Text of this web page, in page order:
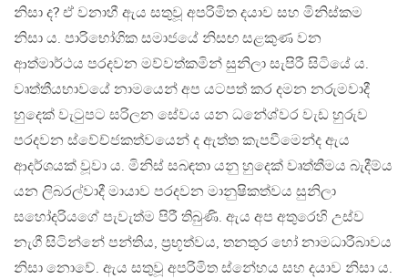
නිසා ද? ඒ වනාහී ඇය සතුවූ අපරිමිත දයාව සහ මිනිස්කම
නිසා ය. පාරිභෝගික සමාජයේ නිසඟ සළකුණ වන
ආත්මාර්ථය පරදවන මව්වත්කමින් සුනිලා සැපිරී සිටියේ ය.
වෘත්තීයභාවයේ නාමයෙන් අප යටපත් කර දමන නරුමවාදී
හුදෙක් වැටුපට සරිලන සේවය යන ධනේශ්වර වැඩ හුරුව
පරදවන ස්වේච්ජකත්වයෙන් ද ඇත්ත කැපවීමෙන්ද ඇය
ආදර්ශයක් වූවා ය. මිනිස් සබඳතා යනු හුදෙක් වෘත්තීමය බැදීම්ය
යන ලිබරල්වාදී මායාව පරදවන මානුෂිකත්වය සුනිලා
සහෝදරියගේ පැවැත්ම පිරී තිබුණි. ඇය අප අතුරෙහි උස්ව
නැගී සිටින්නේ පන්තිය, ප්‍රභූත්වය, තනතුර හෝ නාමධාරීබාවය
නිසා නොවේ. ඇය සතුවූ අපරිමිත ස්නේහය සහ දයාව නිසා ය.